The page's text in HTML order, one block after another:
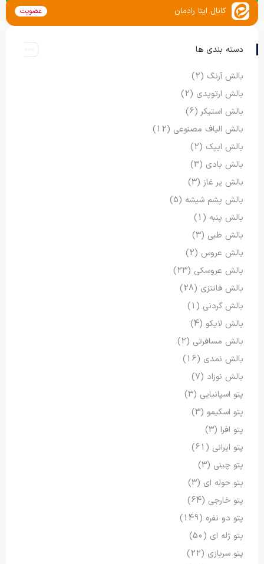
کانال ایتا رادمان عضویت
دسته بندی ها
بالش آرنگ (2)
بالش ارتوپدی (2)
بالش استیکر (6)
بالش الیاف مصنوعی (12)
بالش ایپک (2)
بالش بادی (3)
بالش پر غاز (3)
بالش پشم شیشه (5)
بالش پنبه (1)
بالش طبی (3)
بالش عروس (2)
بالش عروسکی (23)
بالش فانتزی (28)
بالش گردنی (1)
بالش لایکو (4)
بالش مسافرتی (2)
بالش نمدی (16)
بالش نوزاد (7)
پتو اسپانیایی (3)
پتو اسکیمو (3)
پتو افرا (3)
پتو ایرانی (61)
پتو چینی (3)
پتو حوله ای (3)
پتو خارجی (64)
پتو دو نفره (149)
پتو ژله ای (50)
پتو سربازی (22)